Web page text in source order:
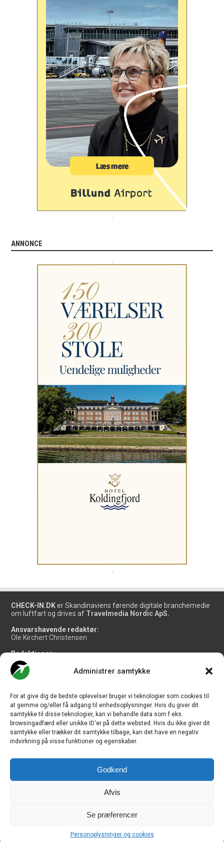
Administrer samtykke
For at give dig de bedste oplevelser bruger vi teknologier som cookies til
at gemme og/eller få adgang til enhedsoplysninger. Hvis du giver dit
samtykke til disse teknologier, kan vi behandle data som f.eks.
browsingadfærd eller unikke ID'er på dette websted. Hvis du ikke giver dit
samtykke eller trækker dit samtykke tilbage, kan det have en negativ
indvirkning på visse funktioner og egenskaber.
Godkend
Afvis
Se præferencer
Personoplysninger og cookies
ANNONCE
CHECK-IN.DK er Skandinaviens førende digitale branchemedie
om luftfart og drives af Travelmedia Nordic ApS.
Ansvarshavende redaktør:
Ole Kirchert Christensen
Redaktionen:
Christian Granhøj Skouboe
Henrik Baumgarten
Danny Longhi Andreasen
Salg og jobannoncer:
salg@travelmedianordic.com
Vi tager ansvar for indholdet og er tilmeldt
CVR-nr.: 34 20 20 87 © Copyright 2010-2026 - CHECK-IN.dk